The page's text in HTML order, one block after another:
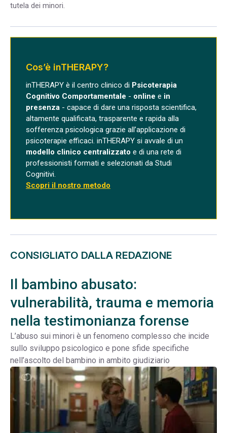
tutela dei minori.
Cos’è inTHERAPY?
inTHERAPY è il centro clinico di Psicoterapia
Cognitivo Comportamentale - online e in
presenza - capace di dare una risposta scientifica,
altamente qualificata, trasparente e rapida alla
sofferenza psicologica grazie all’applicazione di
psicoterapie efficaci. inTHERAPY si avvale di un
modello clinico centralizzato e di una rete di
professionisti formati e selezionati da Studi
Cognitivi.
Scopri il nostro metodo
CONSIGLIATO DALLA REDAZIONE
Il bambino abusato:
vulnerabilità, trauma e memoria
nella testimonianza forense
L’abuso sui minori è un fenomeno complesso che incide
sullo sviluppo psicologico e pone sfide specifiche
nell’ascolto del bambino in ambito giudiziario